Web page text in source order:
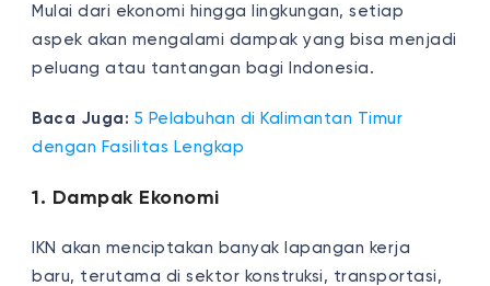
Mulai dari ekonomi hingga lingkungan, setiap
aspek akan mengalami dampak yang bisa menjadi
peluang atau tantangan bagi Indonesia.
Baca Juga: 5 Pelabuhan di Kalimantan Timur
dengan Fasilitas Lengkap
1. Dampak Ekonomi
IKN akan menciptakan banyak lapangan kerja
baru, terutama di sektor konstruksi, transportasi,